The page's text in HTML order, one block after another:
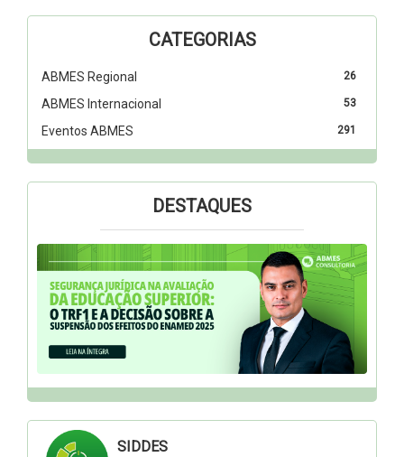
CATEGORIAS
26
ABMES Regional
53
ABMES Internacional
291
Eventos ABMES
DESTAQUES
SIDDES